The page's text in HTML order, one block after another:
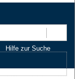
Hilfe zur Suche